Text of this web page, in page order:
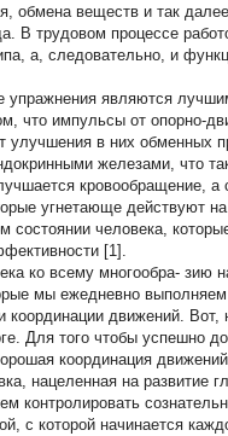
обмена веществ и так
В трудовом процессе
а, следовательно, и
упражнения являются
что импульсы от опорно-
улучшения в них обменных
железами, что
кровообращение,
угнетающе действуют
человека,
[1].
ко всему многообра- зию
мы ежедневно
координации движений.
Для того чтобы успешно
координация
нацеленная на
контролировать
с которой начинается